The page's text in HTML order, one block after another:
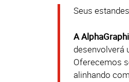
Seus
A
desenvolverá
Oferecemos
alinhando